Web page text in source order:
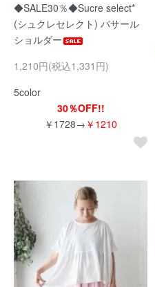
◆SALE30％◆Sucre select*
(シュクレセレクト) パサール
ショルダー
1,210円(税込1,331円)
5color
30％OFF!!
￥1728→ ￥1210